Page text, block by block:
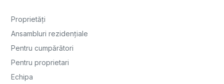
Proprietăți
Ansambluri rezidențiale
Pentru cumpărători
Pentru proprietari
Echipa